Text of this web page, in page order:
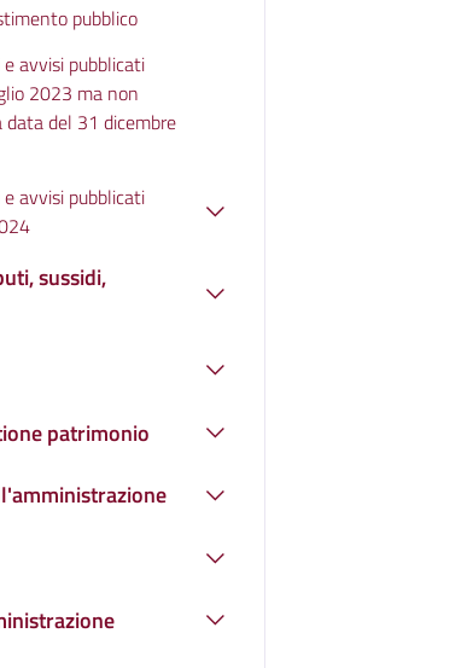
pubblico
avvisi pubblicati
2023 ma non
del 31 dicembre
avvisi pubblicati
sussidi,
patrimonio